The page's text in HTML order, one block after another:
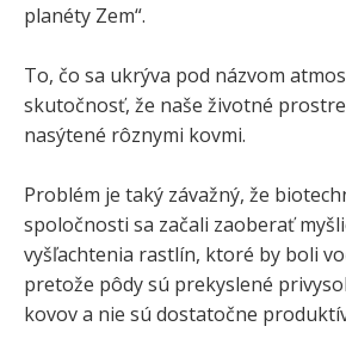
planéty Zem“.
To, čo sa ukrýva pod názvom
skutočnosť, že naše životné
nasýtené rôznymi kovmi.
Problém je taký závažný, že
spoločnosti sa začali zaoberať
vyšľachtenia rastlín, ktoré by boli
pretože pôdy sú prekyslené
kovov a nie sú dostatočne